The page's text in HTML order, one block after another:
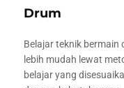
Drum
Belajar teknik bermain
lebih mudah lewat
belajar yang